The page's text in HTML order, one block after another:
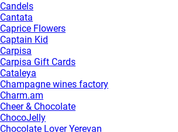
Candels
Cantata
Caprice Flowers
Captain Kid
Carpisa
Carpisa Gift Cards
Cataleya
Champagne wines factory
Charm.am
Cheer & Chocolate
ChocoJelly
Chocolate Lover Yerevan